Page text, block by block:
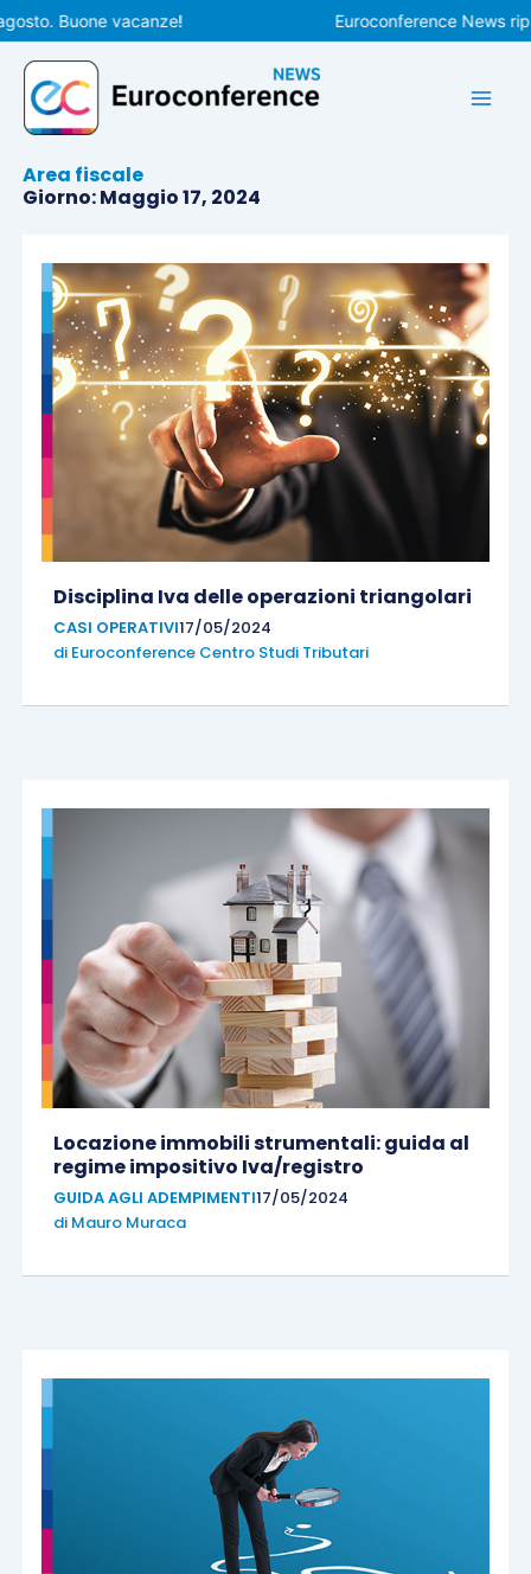
Vai
al
contenuto
Buone vacanze! Euroconference News
Area fiscale
Giorno: Maggio 17, 2024
Disciplina Iva delle operazioni triangolari
CASI OPERATIVI17/05/2024
di Euroconference Centro Studi Tributari
Locazione immobili strumentali: guida al
regime impositivo Iva/registro
GUIDA AGLI ADEMPIMENTI17/05/2024
di Mauro Muraca